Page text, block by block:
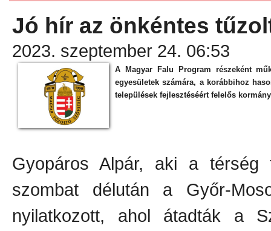
Jó hír az önkéntes
2023. szeptember 24. 06:53
A Magyar Falu Program részeként
egyesületek számára, a korábbihoz
települések fejlesztéséért felelős
Gyopáros Alpár, aki a térség
szombat délután a Győr-
nyilatkozott, ahol átadták a